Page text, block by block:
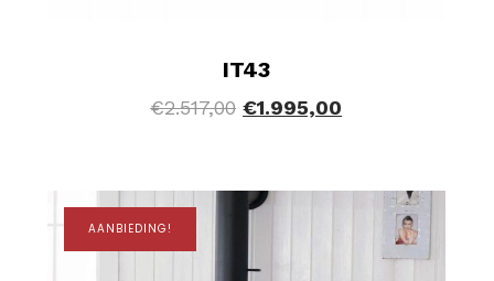
IT43
€2.517,00 €1.995,00
AANBIEDING!